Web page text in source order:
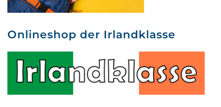
Onlineshop der Irlandklasse